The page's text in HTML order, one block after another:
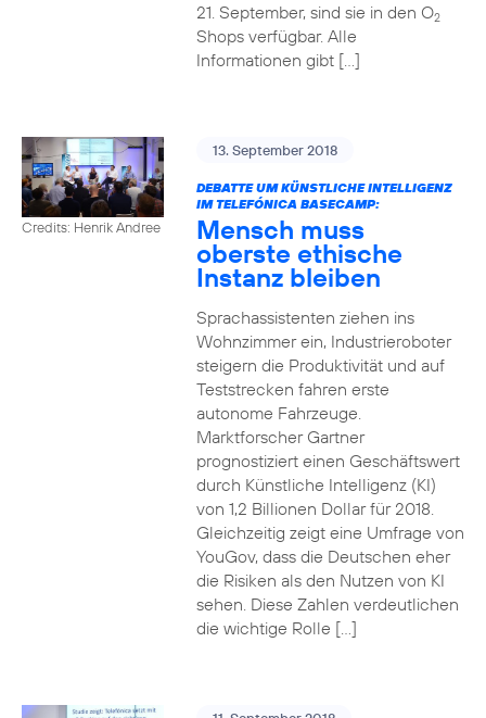
21. September, sind sie in den O2
Shops verfügbar. Alle
Informationen gibt […]
Credits: Henrik Andree
13. September 2018
DEBATTE UM KÜNSTLICHE INTELLIGENZ
IM TELEFÓNICA BASECAMP:
Mensch muss
oberste ethische
Instanz bleiben
Sprachassistenten ziehen ins
Wohnzimmer ein, Industrieroboter
steigern die Produktivität und auf
Teststrecken fahren erste
autonome Fahrzeuge.
Marktforscher Gartner
prognostiziert einen Geschäftswert
durch Künstliche Intelligenz (KI)
von 1,2 Billionen Dollar für 2018.
Gleichzeitig zeigt eine Umfrage von
YouGov, dass die Deutschen eher
die Risiken als den Nutzen von KI
sehen. Diese Zahlen verdeutlichen
die wichtige Rolle […]